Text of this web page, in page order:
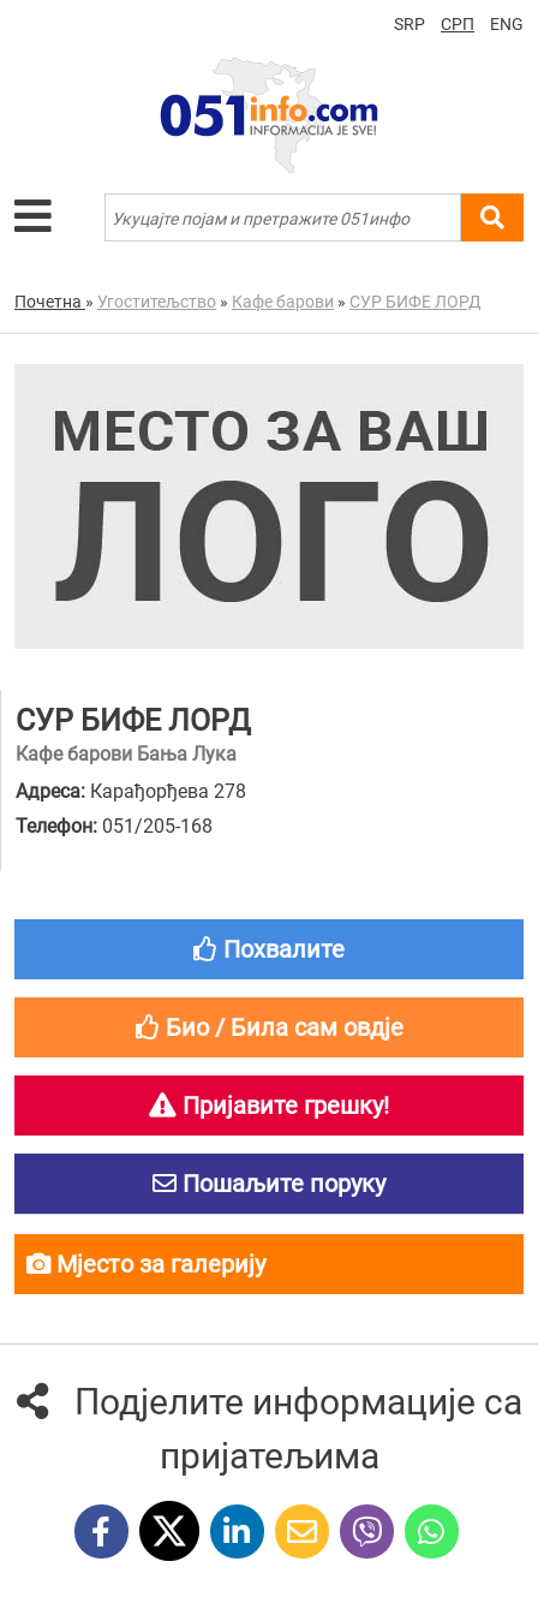
SRP СРП ENG
Почетна » Угоститељство » Кафе барови » СУР БИФЕ ЛОРД
СУР БИФЕ ЛОРД
Кафе барови Бања Лука
Адреса: Карађорђева 278
Телефон: 051/205-168
Похвалите
Био / Била сам овдје
Пријавите грешку!
Пошаљите поруку
Мјесто за галерију
Подјелите информације са
пријатељима